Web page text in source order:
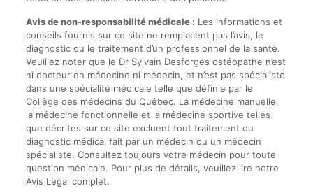
Avis de non-responsabilité médicale : Les informations et
conseils fournis sur ce site ne remplacent pas l’avis, le
diagnostic ou le traitement d’un professionnel de la santé.
Veuillez noter que le Dr Sylvain Desforges ostéopathe n’est
ni docteur en médecine ni médecin, et n’est pas spécialiste
dans une spécialité médicale telle que définie par le
Collège des médecins du Québec. La médecine manuelle,
la médecine fonctionnelle et la médecine sportive telles
que décrites sur ce site excluent tout traitement ou
diagnostic médical fait par un médecin ou un médecin
spécialiste. Consultez toujours votre médecin pour toute
question médicale. Pour plus de détails, veuillez lire notre
Avis Légal complet.